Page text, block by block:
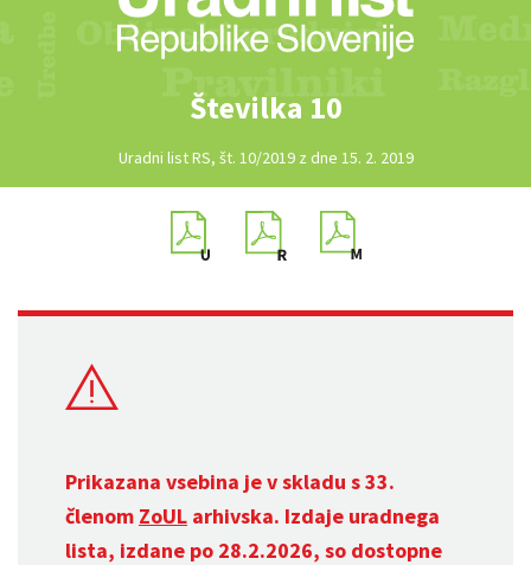
Številka 10
Uradni list RS, št. 10/2019 z dne 15. 2. 2019
Prikazana vsebina je v skladu s 33.
členom ZoUL arhivska. Izdaje uradnega
lista, izdane po 28.2.2026, so dostopne